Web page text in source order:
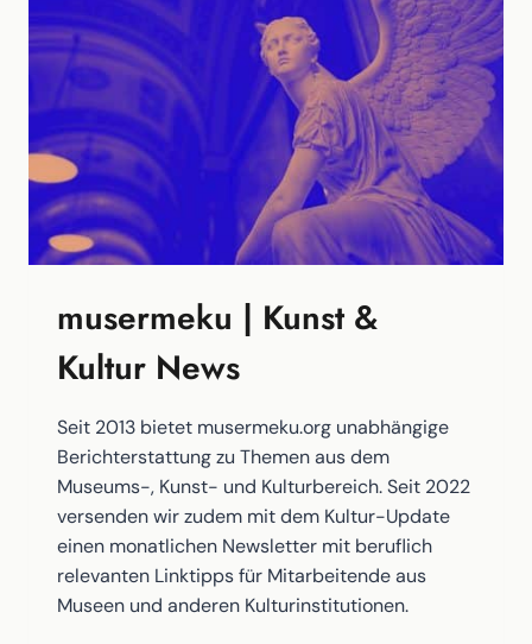
ANDERS
KOMMEN
musermeku | Kunst &
Kultur News
Seit 2013 bietet musermeku.org unabhängige
Berichterstattung zu Themen aus dem
Museums-, Kunst- und Kulturbereich. Seit 2022
versenden wir zudem mit dem Kultur-Update
einen monatlichen Newsletter mit beruflich
relevanten Linktipps für Mitarbeitende aus
Museen und anderen Kulturinstitutionen.